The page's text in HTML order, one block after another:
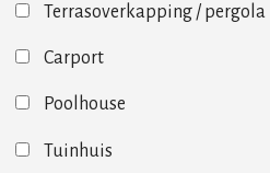
Terrasoverkapping / pergola
Carport
Poolhouse
Tuinhuis